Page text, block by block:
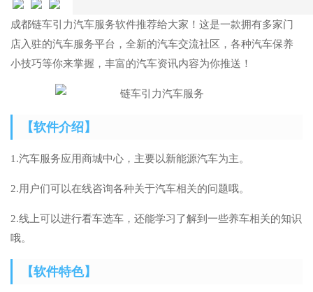
成都链车引力汽车服务软件推荐给大家！这是一款拥有多家门
店入驻的汽车服务平台，全新的汽车交流社区，各种汽车保养
小技巧等你来掌握，丰富的汽车资讯内容为你推送！
【软件介绍】
1.汽车服务应用商城中心，主要以新能源汽车为主。
2.用户们可以在线咨询各种关于汽车相关的问题哦。
2.线上可以进行看车选车，还能学习了解到一些养车相关的知识
哦。
【软件特色】